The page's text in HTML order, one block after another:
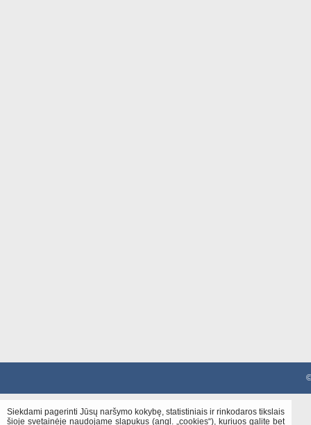
Siekdami pagerinti Jūsų naršymo kokybę, statistiniais ir rinkodaros tikslais
šioje svetainėje naudojame slapukus (angl. „cookies“), kuriuos galite bet